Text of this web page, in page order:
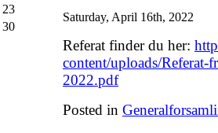
23
30
Saturday, April 16th, 2022
Referat finder du her:
content/uploads/
2022.pdf
Posted in